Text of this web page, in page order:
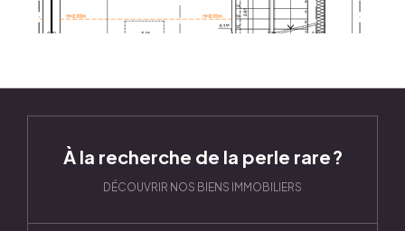
À la recherche de la perle rare ?
DÉCOUVRIR NOS BIENS IMMOBILIERS